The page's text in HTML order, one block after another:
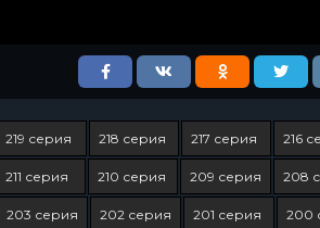
219 серия 218 серия 217 серия 216
211 серия 210 серия 209 серия 208
203 серия 202 серия 201 серия 200